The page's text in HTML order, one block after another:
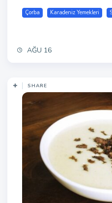
Çorba Karadeniz Yemekleri
AĞU 16
SHARE